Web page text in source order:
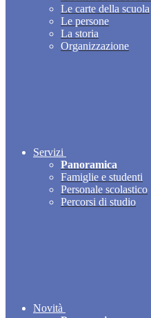
Le carte della scuola
Le persone
La storia
Organizzazione
Servizi
Panoramica
Famiglie e studenti
Personale scolastico
Percorsi di studio
Novità